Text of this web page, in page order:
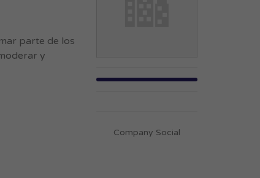
parte de los
y
Company Social